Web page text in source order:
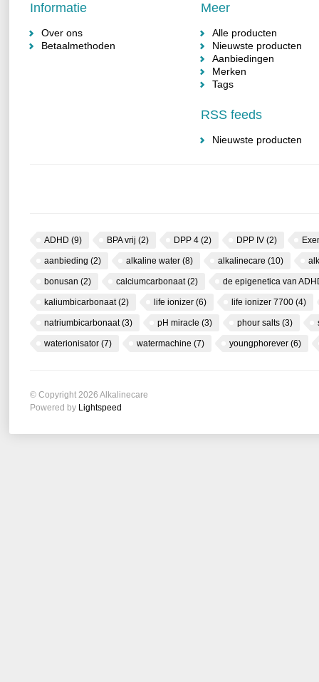
Informatie
Over ons
Betaalmethoden
Meer
Alle producten
Nieuwste producten
Aanbiedingen
Merken
Tags
RSS feeds
Nieuwste producten
ADHD (9) BPA vrij (2) DPP 4 (2) DPP IV (2)
aanbieding (2) alkaline water (8) alkalinecare (10)
bonusan (2) calciumcarbonaat(2) de epigenetica van
kaliumbicarbonaat(2) life ionizer (6) life ionizer 7700 (4)
natriumbicarbonaat(3) pH miracle (3) phour salts (3)
waterionisator (7) watermachine (7) youngphorever (6)
© Copyright 2026 Alkalinecare
Powered by Lightspeed